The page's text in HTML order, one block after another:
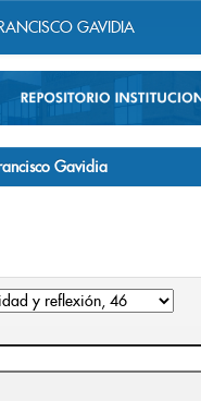
GAVIDIA
Gavidia